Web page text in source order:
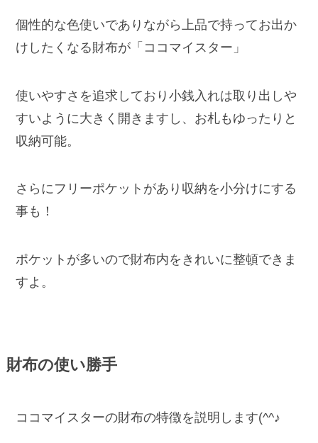
個性的な色使いでありながら上品で持ってお出か
けしたくなる財布が「ココマイスター」
使いやすさを追求しており小銭入れは取り出しや
すいように大きく開きますし、お札もゆったりと
収納可能。
さらにフリーポケットがあり収納を小分けにする
事も！
ポケットが多いので財布内をきれいに整頓できま
すよ。
財布の使い勝手
ココマイスターの財布の特徴を説明します(^^♪